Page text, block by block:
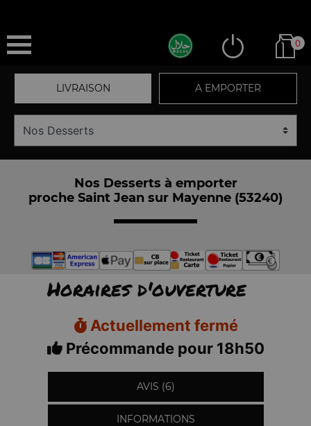
0
LIVRAISON A EMPORTER
Nos Desserts à emporter
proche Saint Jean sur Mayenne (53240)
Horaires d'ouverture
Actuellement fermé
Précommande pour 18h50
AVIS (6)
INFORMATIONS